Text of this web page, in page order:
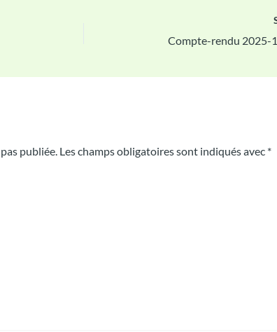
Compte-rendu 2025-
publiée. Les champs obligatoires sont indiqués avec *